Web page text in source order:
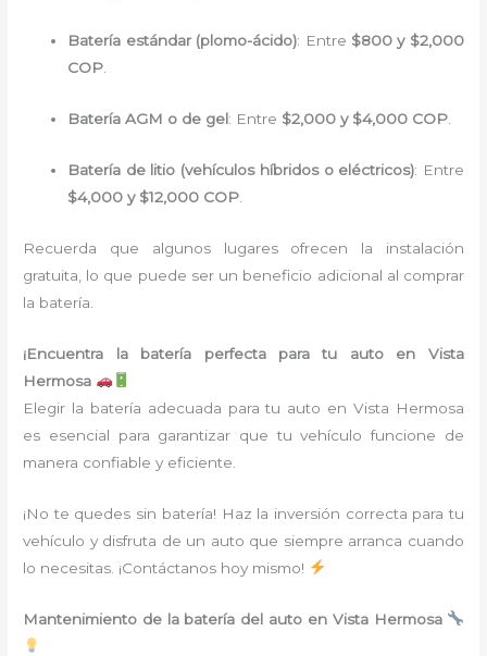
Batería estándar (plomo-ácido): Entre $800 y $2,000
COP.
Batería AGM o de gel: Entre $2,000 y $4,000 COP
Batería de litio (vehículos híbridos o eléctricos): Entre
$4,000 y $12,000 COP
Recuerda que algunos lugares ofrecen la instalación
gratuita, lo que puede ser un beneficio adicional al comprar
la batería.
¡Encuentra la batería perfecta para tu auto en Vista
Hermosa
Elegir la batería adecuada para tu auto en Vista Hermosa
es esencial para garantizar que tu vehículo funcione de
manera confiable y eficiente.
¡No te quedes sin batería! Haz la inversión correcta para tu
vehículo y disfruta de un auto que siempre arranca cuando
lo necesitas. ¡Contáctanos hoy mismo!
Mantenimiento de la batería del auto en Vista Hermosa